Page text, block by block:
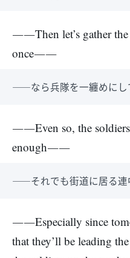
――Then let’s gather the
once――
――なら兵隊を一纏めに
――Even so, the soldiers
enough――
――それでも街道に居る
――Especially since
that they’ll be leading